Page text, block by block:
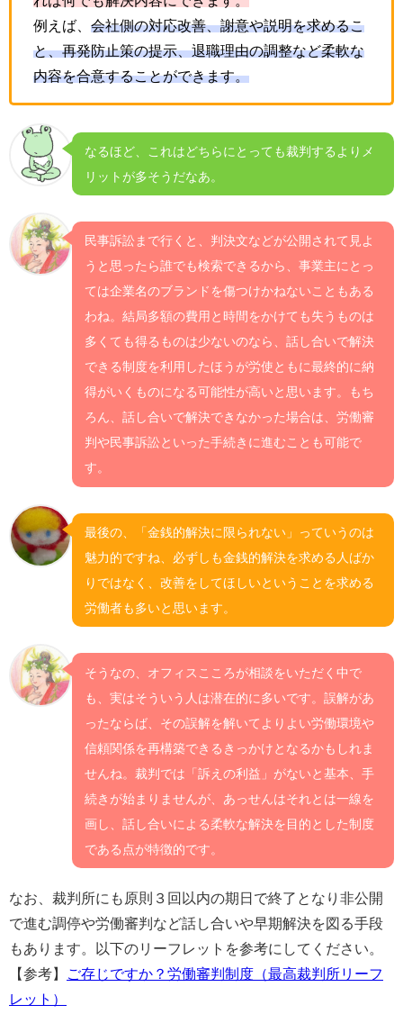
例えば、 会社側の対応改善、謝意や説明を求めるこ
と、再発防止策の提示、退職理由の調整など柔軟な
内容を合意することができます。
なるほど、これはどちらにとっても裁判するよりメ
リットが多そうだなあ。
民事訴訟まで行くと、判決文などが公開されて見よ
うと思ったら誰でも検索できるから、事業主にとっ
ては企業名のブランドを傷つけかねないこともある
わね。結局多額の費用と時間をかけても失うものは
多くても得るものは少ないのなら、話し合いで解決
できる制度を利用したほうが労使ともに最終的に納
得がいくものになる可能性が高いと思います。もち
ろん、話し合いで解決できなかった場合は、労働審
判や民事訴訟といった手続きに進むことも可能で
す。
最後の、「金銭的解決に限られない」っていうのは
魅力的ですね、必ずしも金銭的解決を求める人ばか
りではなく、改善をしてほしいということを求める
労働者も多いと思います。
そうなの、オフィスこころが相談をいただく中で
も、実はそういう人は潜在的に多いです。誤解があ
ったならば、その誤解を解いてよりよい労働環境や
信頼関係を再構築できるきっかけとなるかもしれま
せんね。裁判では「訴えの利益」がないと基本、手
続きが始まりませんが、あっせんはそれとは一線を
画し、話し合いによる柔軟な解決を目的とした制度
である点が特徴的です。
なお、裁判所にも原則３回以内の期日で終了となり非公開
で進む調停や労働審判など話し合いや早期解決を図る手段
もあります。以下のリーフレットを参考にしてください。
【参考】
ご存じですか？労働審判制度（最高裁判所リーフ
レット）